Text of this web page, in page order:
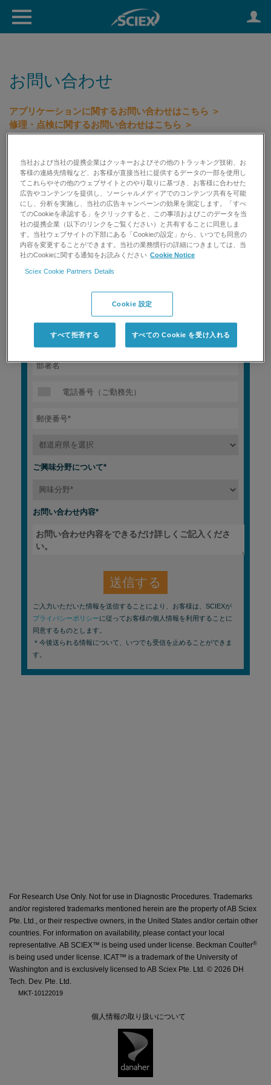
お問い合わせ
アプリケーションに関するお問い合わせはこちら ＞
修理・点検に関するお問い合わせはこちら ＞
初期不良等に関するお問い合わせはこちら ＞
TEL: 0120-318-551 （受付時間 平日9:00～17:00） FAX:
0120-318-040
For Research Use Only. Not for use in Diagnostic Procedures. Trademarks
and/or registered trademarks mentioned herein are the property of AB Sciex
Pte. Ltd., or their respective owners, in the United States and/or certain other
countries. For information on availability, please contact your local
representative. AB SCIEX™ is being used under license. Beckman Coulter®
is being used under license. ICAT™ is a trademark of the University of
Washington and is exclusively licensed to AB Sciex Pte. Ltd. © 2026 DH
Tech. Dev. Pte. Ltd.
MKT-10122019
個人情報の取り扱いについて
当社および当社の提携企業はクッキーおよびその他のトラッキング技術、お
客様の連絡先情報など、お客様が直接当社に提供するデータの一部を使用し
てこれらやその他のウェブサイトとのやり取りに基づき、お客様に合わせた
広告やコンテンツを提供し、ソーシャルメディアでのコンテンツ共有を可能
にし、分析を実施し、当社の広告キャンペーンの効果を測定します。「すべ
てのCookieを承認する」をクリックすると、この事項およびこのデータを当
社の提携企業（以下のリンクをご覧ください）と共有することに同意しま
す。当社ウェブサイトの下部にある「Cookieの設定」から、いつでも同意の
内容を変更することができます。当社の業務慣行の詳細につきましては、当
社のCookieに関する通知をお読みください Cookie Notice
Sciex Cookie Partners Details
Cookie 設定
すべて拒否する すべての Cookie を受け入れる